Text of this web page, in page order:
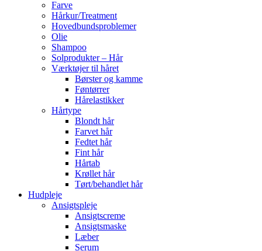
Farve
Hårkur/Treatment
Hovedbundsproblemer
Olie
Shampoo
Solprodukter – Hår
Værktøjer til håret
Børster og kamme
Føntørrer
Hårelastikker
Hårtype
Blondt hår
Farvet hår
Fedtet hår
Fint hår
Hårtab
Krøllet hår
Tørt/behandlet hår
Hudpleje
Ansigtspleje
Ansigtscreme
Ansigtsmaske
Læber
Serum